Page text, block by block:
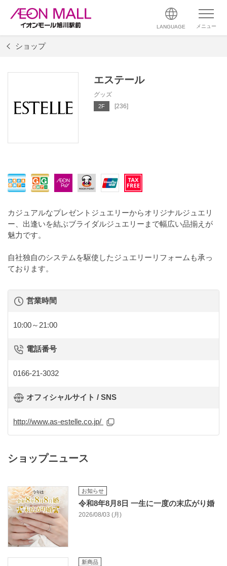
LANGUAGE メニュー
ショップ
エステール
グッズ
2F [236]
カジュアルなプレゼントジュエリーからオリジナルジュエリ
ー、出逢いを結ぶブライダルジュエリーまで幅広い品揃えが
魅力です。
自社独自のシステムを駆使したジュエリーリフォームも承っ
ております。
営業時間
10:00～21:00
電話番号
0166-21-3032
オフィシャルサイト / SNS
http://www.as-estelle.co.jp/
ショップニュース
お知らせ
令和8年8月8日 一生に一度の末広がり婚
2026/08/03 (月)
新商品